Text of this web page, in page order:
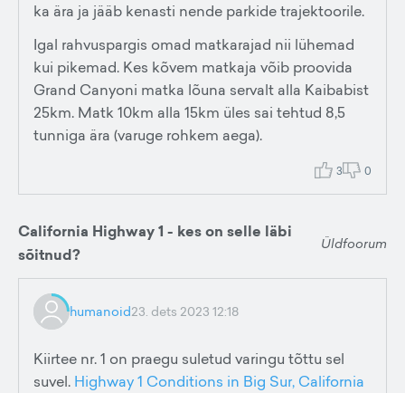
ka ära ja jääb kenasti nende parkide trajektoorile.
Igal rahvuspargis omad matkarajad nii lühemad
kui pikemad. Kes kõvem matkaja võib proovida
Grand Canyoni matka lõuna servalt alla Kaibabist
25km. Matk 10km alla 15km üles sai tehtud 8,5
tunniga ära (varuge rohkem aega).
3 0
California Highway 1 - kes on selle läbi
sõitnud?
Üldfoorum
humanoid23. dets 2023 12:18
Kiirtee nr. 1 on praegu suletud varingu tõttu sel
suvel. Highway 1 Conditions in Big Sur, California